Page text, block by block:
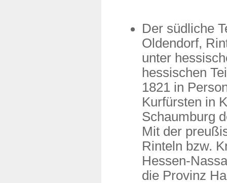
Der südliche
Oldendorf,
unter
hessischen
1821 in
Kurfürsten in
Schaumburg
Mit der
Rinteln bzw.
Hessen-
die Provinz